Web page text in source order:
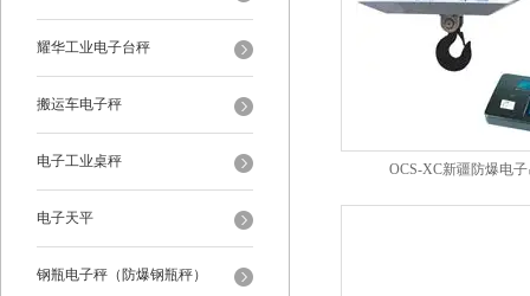
耀华工业电子台秤
搬运车电子秤
电子工业桌秤
电子天平
钢瓶电子秤（防爆钢瓶秤）
OCS-XC新疆防爆电